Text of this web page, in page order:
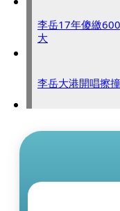
李岳17年傻繳
大
李岳大港開唱擦